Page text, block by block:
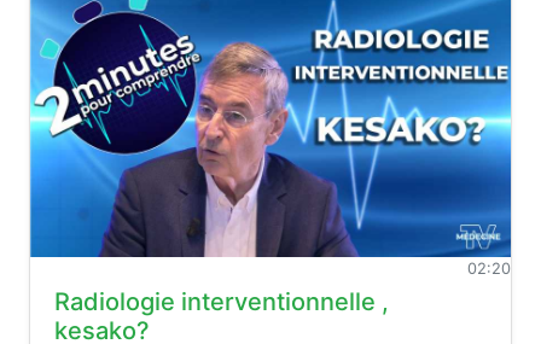
02:20
Radiologie interventionnelle ,
kesako?